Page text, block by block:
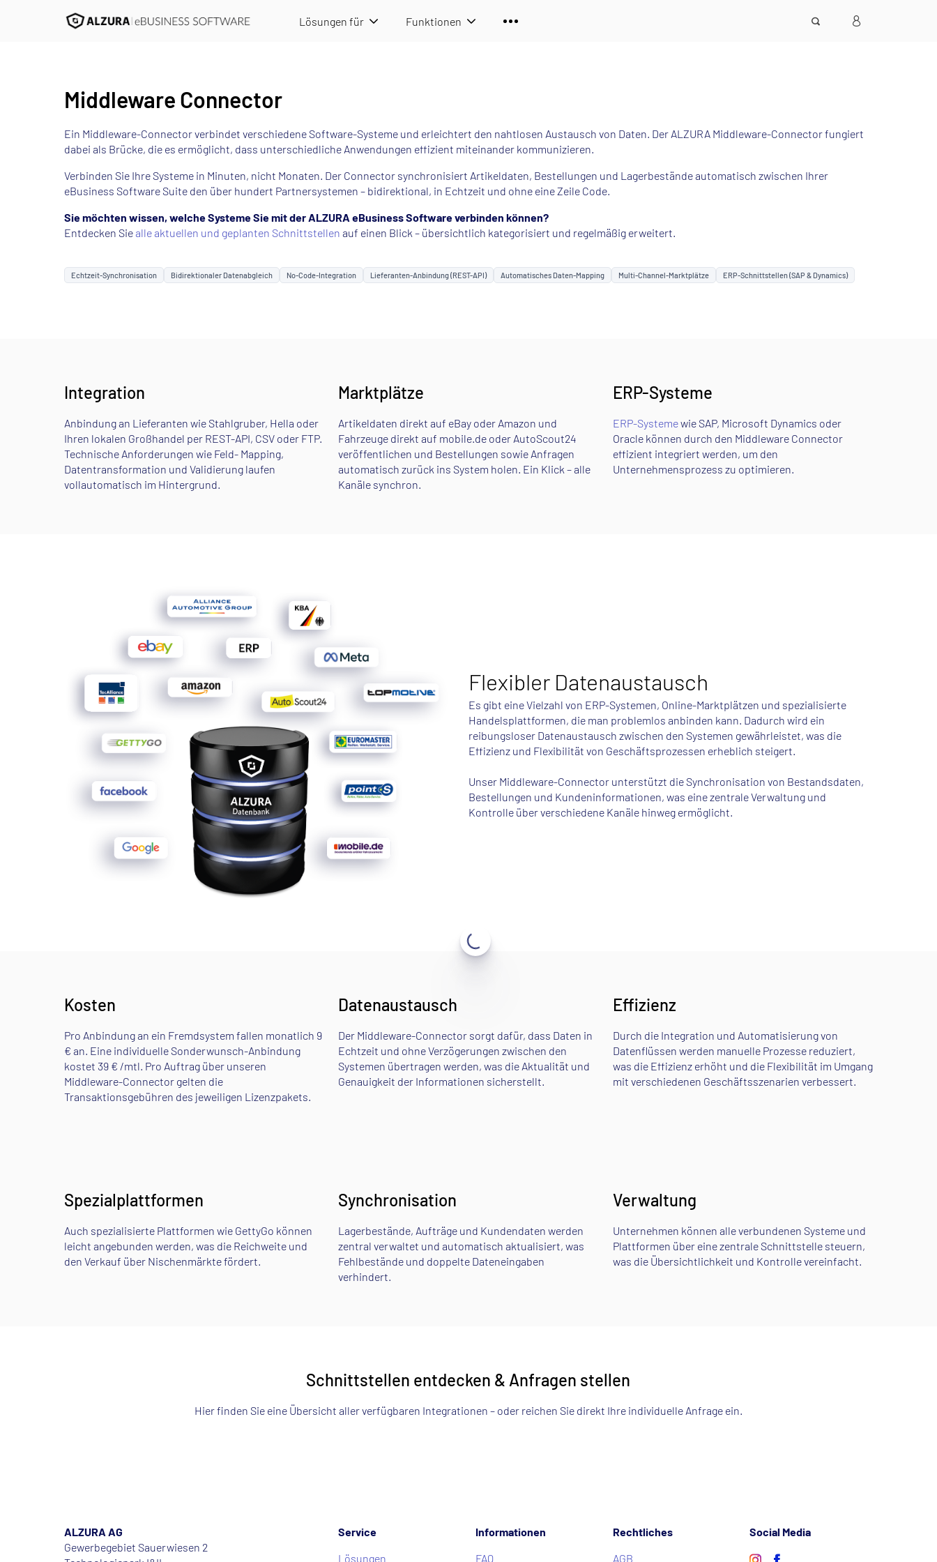
Lösungen für Funktionen
Middleware Connector
Ein Middleware-Connector verbindet verschiedene Software-Systeme und erleichtert den nahtlosen Austausch von Daten. Der ALZURA Middleware-Connector fungiert
dabei als Brücke, die es ermöglicht, dass unterschiedliche Anwendungen effizient miteinander kommunizieren.
Verbinden Sie Ihre Systeme in Minuten, nicht Monaten. Der Connector synchronisiert Artikeldaten, Bestellungen und Lagerbestände automatisch zwischen Ihrer
eBusiness Software Suite den über hundert Partnersystemen – bidirektional, in Echtzeit und ohne eine Zeile Code.
Sie möchten wissen, welche Systeme Sie mit der ALZURA eBusiness Software verbinden können?
Entdecken Siealle aktuellen und geplanten Schnittstellen auf einen Blick – übersichtlich kategorisiert und regelmäßig erweitert.
Echtzeit-Synchronisation Bidirektionaler Datenabgleich No-Code-Integration Lieferanten-Anbindung (REST-API) Automatisches Daten-Mapping Multi-Channel-Marktplätze ERP-Schnittstellen (SAP & Dynamics)
Integration
Anbindung an Lieferanten wie Stahlgruber, Hella oder
Ihren lokalen Großhandel per REST-API, CSV oder FTP.
Technische Anforderungen wie Feld- Mapping,
Datentransformation und Validierung laufen
vollautomatisch im Hintergrund.
Marktplätze
Artikeldaten direkt auf eBay oder Amazon und
Fahrzeuge direkt auf mobile.de oder AutoScout24
veröffentlichen und Bestellungen sowie Anfragen
automatisch zurück ins System holen. Ein Klick – alle
Kanäle synchron.
ERP-Systeme
ERP-Systemewie SAP, Microsoft Dynamics oder
Oracle können durch den Middleware Connector
effizient integriert werden, um den
Unternehmensprozess zu optimieren.
Flexibler Datenaustausch
Es gibt eine Vielzahl von ERP-Systemen, Online-Marktplätzen und spezialisierte
Handelsplattformen, die man problemlos anbinden kann. Dadurch wird ein
reibungsloser Datenaustausch zwischen den Systemen gewährleistet, was die
Effizienz und Flexibilität von Geschäftsprozessen erheblich steigert.
Unser Middleware-Connector unterstützt die Synchronisation von Bestandsdaten,
Bestellungen und Kundeninformationen, was eine zentrale Verwaltung und
Kontrolle über verschiedene Kanäle hinweg ermöglicht.
Kosten
Pro Anbindung an ein Fremdsystem fallen monatlich 9
€ an. Eine individuelle Sonderwunsch-Anbindung
kostet 39 € /mtl. Pro Auftrag über unseren
Middleware-Connector gelten die
Transaktionsgebühren des jeweiligen Lizenzpakets.
Datenaustausch
Der Middleware-Connector sorgt dafür, dass Daten in
Echtzeit und ohne Verzögerungen zwischen den
Systemen übertragen werden, was die Aktualität und
Genauigkeit der Informationen sicherstellt.
Effizienz
Durch die Integration und Automatisierung von
Datenflüssen werden manuelle Prozesse reduziert,
was die Effizienz erhöht und die Flexibilität im Umgang
mit verschiedenen Geschäftsszenarien verbessert.
Spezialplattformen
Auch spezialisierte Plattformen wie GettyGo können
leicht angebunden werden, was die Reichweite und
den Verkauf über Nischenmärkte fördert.
Synchronisation
Lagerbestände, Aufträge und Kundendaten werden
zentral verwaltet und automatisch aktualisiert, was
Fehlbestände und doppelte Dateneingaben
verhindert.
Verwaltung
Unternehmen können alle verbundenen Systeme und
Plattformen über eine zentrale Schnittstelle steuern,
was die Übersichtlichkeit und Kontrolle vereinfacht.
Schnittstellen entdecken & Anfragen stellen
Hier finden Sie eine Übersicht aller verfügbaren Integrationen – oder reichen Sie direkt Ihre individuelle Anfrage ein.
ALZURA AG
Gewerbegebiet Sauerwiesen 2
Service
Lösungen
Informationen
FAQ
Rechtliches
AGB
Social Media